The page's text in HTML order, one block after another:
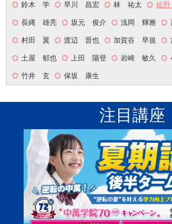
鈴木 学 早川 昌宏 林 祐太 佐
長縄 雄亮 坂元 俊介 浅岡 輝雅
村田 翼 渡辺 晋也 加賀谷 早規
土屋 郁也 上田 陽登 岩崎 敏久
竹井 玄 保坂 康生
注目講座